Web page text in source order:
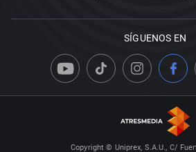
SÍGUENOS EN
Copyright © Uniprex, S.A.U., C/